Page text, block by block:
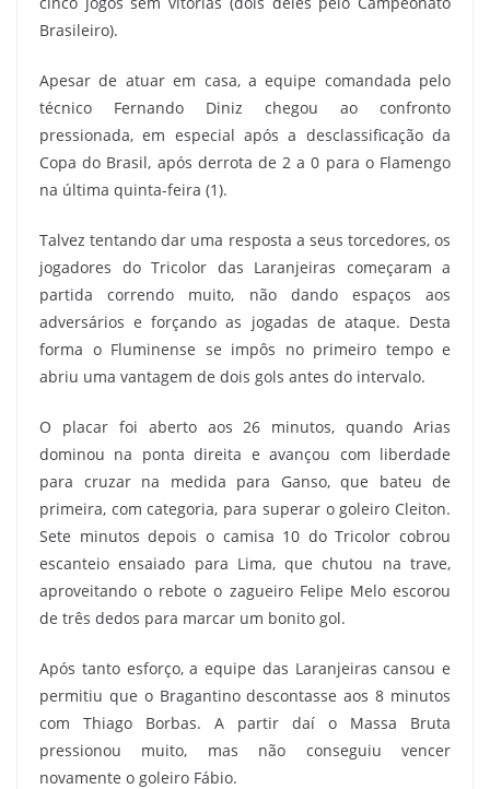
Brasileiro).
Apesar de atuar em casa, a equipe comandada pelo
técnico Fernando Diniz chegou ao confronto
pressionada, em especial após a desclassificação da
Copa do Brasil, após derrota de 2 a 0 para o Flamengo
na última quinta-feira (1).
Talvez tentando dar uma resposta a seus torcedores, os
jogadores do Tricolor das Laranjeiras começaram a
partida correndo muito, não dando espaços aos
adversários e forçando as jogadas de ataque. Desta
forma o Fluminense se impôs no primeiro tempo e
abriu uma vantagem de dois gols antes do intervalo.
O placar foi aberto aos 26 minutos, quando Arias
dominou na ponta direita e avançou com liberdade
para cruzar na medida para Ganso, que bateu de
primeira, com categoria, para superar o goleiro Cleiton.
Sete minutos depois o camisa 10 do Tricolor cobrou
escanteio ensaiado para Lima, que chutou na trave,
aproveitando o rebote o zagueiro Felipe Melo escorou
de três dedos para marcar um bonito gol.
Após tanto esforço, a equipe das Laranjeiras cansou e
permitiu que o Bragantino descontasse aos 8 minutos
com Thiago Borbas. A partir daí o Massa Bruta
pressionou muito, mas não conseguiu vencer
novamente o goleiro Fábio.